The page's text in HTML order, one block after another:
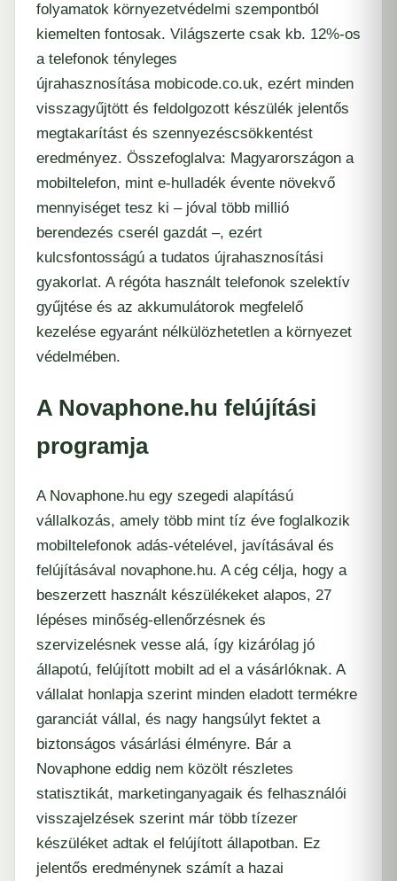
folyamatok környezetvédelmi szempontból
kiemelten fontosak. Világszerte csak kb. 12%-os
a telefonok tényleges
újrahasznosítása mobicode.co.uk, ezért minden
visszagyűjtött és feldolgozott készülék jelentős
megtakarítást és szennyezéscsökkentést
eredményez. Összefoglalva: Magyarországon a
mobiltelefon, mint e-hulladék évente növekvő
mennyiséget tesz ki – jóval több millió
berendezés cserél gazdát –, ezért
kulcsfontosságú a tudatos újrahasznosítási
gyakorlat. A régóta használt telefonok szelektív
gyűjtése és az akkumulátorok megfelelő
kezelése egyaránt nélkülözhetetlen a környezet
védelmében.
A Novaphone.hu felújítási
programja
A Novaphone.hu egy szegedi alapítású
vállalkozás, amely több mint tíz éve foglalkozik
mobiltelefonok adás-vételével, javításával és
felújításával novaphone.hu. A cég célja, hogy a
beszerzett használt készülékeket alapos, 27
lépéses minőség-ellenőrzésnek és
szervizelésnek vesse alá, így kizárólag jó
állapotú, felújított mobilt ad el a vásárlóknak. A
vállalat honlapja szerint minden eladott termékre
garanciát vállal, és nagy hangsúlyt fektet a
biztonságos vásárlási élményre. Bár a
Novaphone eddig nem közölt részletes
statisztikát, marketinganyagaik és felhasználói
visszajelzések szerint már több tízezer
készüléket adtak el felújított állapotban. Ez
jelentős eredménynek számít a hazai